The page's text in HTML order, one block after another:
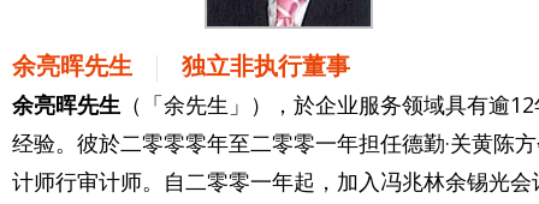
余亮晖先生 独立非执行董事
余亮晖先生（「余先生」），於企业服务领域具有逾12
经验。彼於二零零零年至二零零一年担任德勤·关黄陈
计师行审计师。自二零零一年起，加入冯兆林余锡光会